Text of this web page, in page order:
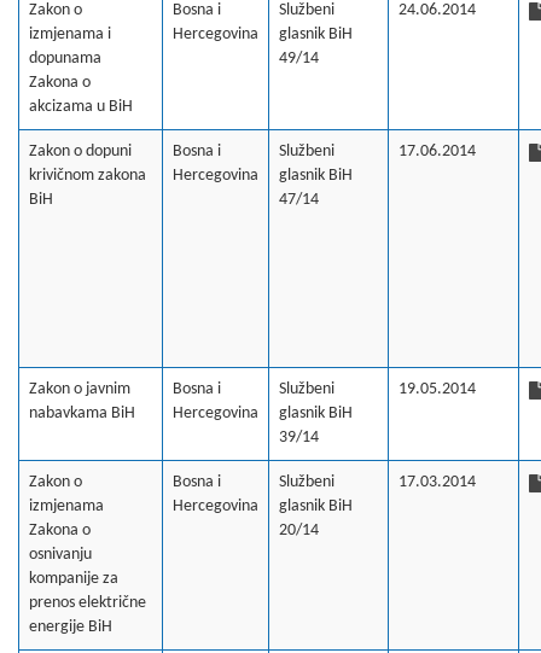
Zakon o
izmjenama i
dopunama
Zakona o
akcizama u BiH
Bosna i
Hercegovina
Službeni
glasnik BiH
49/14
24.06.2014
Zakon o dopuni
krivičnom zakona
BiH
Bosna i
Hercegovina
Službeni
glasnik BiH
47/14
17.06.2014
Zakon o javnim
nabavkama BiH
Bosna i
Hercegovina
Službeni
glasnik BiH
39/14
19.05.2014
Zakon o
izmjenama
Zakona o
osnivanju
kompanije za
prenos električne
energije BiH
Bosna i
Hercegovina
Službeni
glasnik BiH
20/14
17.03.2014